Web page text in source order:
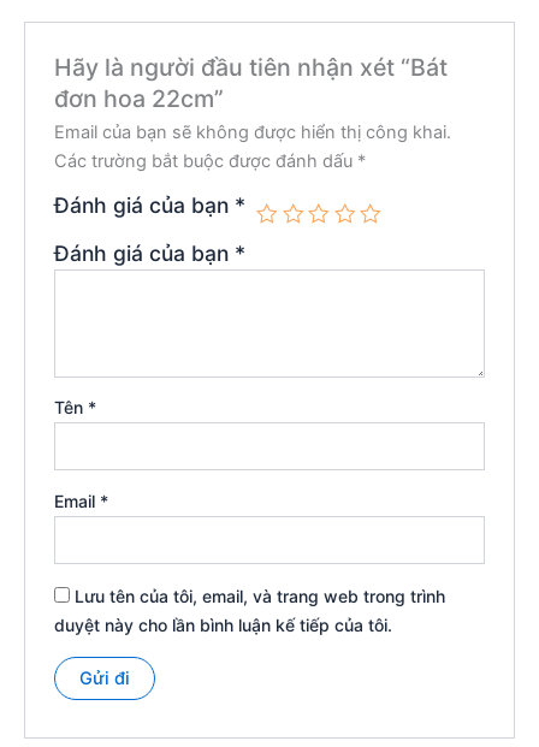
Hãy là người đầu tiên nhận xét “Bát
đơn hoa 22cm”
Email của bạn sẽ không được hiển thị công khai.
Các trường bắt buộc được đánh dấu *
Đánh giá của bạn *
Đánh giá của bạn *
Tên *
Email *
Lưu tên của tôi, email, và trang web trong trình
duyệt này cho lần bình luận kế tiếp của tôi.